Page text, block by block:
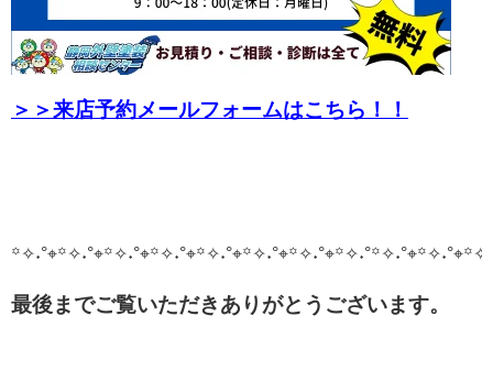
＞＞来店予約メールフォームはこちら！！
꙳✧˖°⌖꙳✧˖°⌖꙳✧˖°⌖꙳✧˖°⌖꙳✧˖°⌖꙳✧˖°⌖꙳✧˖°⌖꙳✧˖°
最後までご覧いただきありがとうございます。